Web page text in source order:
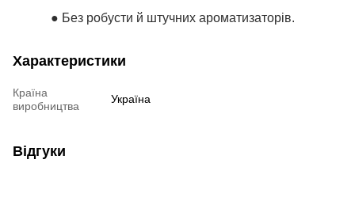
● Без робусти й штучних ароматизаторів.
Характеристики
Країна
виробництва
Україна
Відгуки